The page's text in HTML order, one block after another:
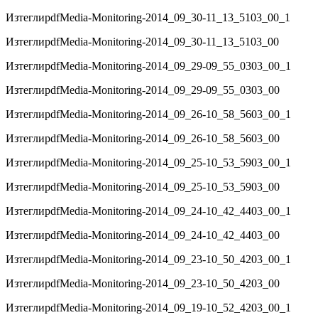
ИзтеглиpdfMedia-Monitoring-2014_09_30-11_13_5103_00_1
ИзтеглиpdfMedia-Monitoring-2014_09_30-11_13_5103_00
ИзтеглиpdfMedia-Monitoring-2014_09_29-09_55_0303_00_1
ИзтеглиpdfMedia-Monitoring-2014_09_29-09_55_0303_00
ИзтеглиpdfMedia-Monitoring-2014_09_26-10_58_5603_00_1
ИзтеглиpdfMedia-Monitoring-2014_09_26-10_58_5603_00
ИзтеглиpdfMedia-Monitoring-2014_09_25-10_53_5903_00_1
ИзтеглиpdfMedia-Monitoring-2014_09_25-10_53_5903_00
ИзтеглиpdfMedia-Monitoring-2014_09_24-10_42_4403_00_1
ИзтеглиpdfMedia-Monitoring-2014_09_24-10_42_4403_00
ИзтеглиpdfMedia-Monitoring-2014_09_23-10_50_4203_00_1
ИзтеглиpdfMedia-Monitoring-2014_09_23-10_50_4203_00
ИзтеглиpdfMedia-Monitoring-2014_09_19-10_52_4203_00_1